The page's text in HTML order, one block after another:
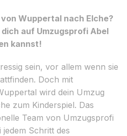
Wuppertal nach Elche?
auf Umzugsprofi Abel
kannst!
sein, vor allem wenn sie
Doch mit
wird dein Umzug
zum Kinderspiel. Das
Team von Umzugsprofi
Schritt des